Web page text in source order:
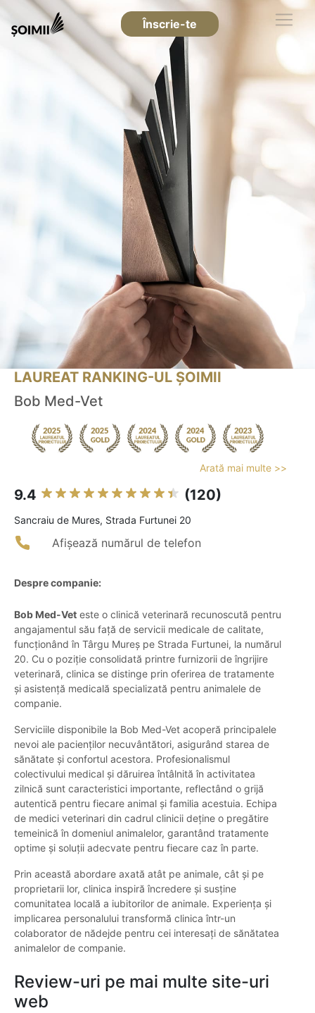
Înscrie-te
LAUREAT RANKING-UL ȘOIMII
Bob Med-Vet
Arată mai multe >>
9.4 (120)
Sancraiu de Mures, Strada Furtunei 20
Afișează numărul de telefon
Despre companie:
Bob Med-Vet este o clinică veterinară recunoscută pentru
angajamentul său față de servicii medicale de calitate,
funcționând în Târgu Mureș pe Strada Furtunei, la numărul
20. Cu o poziție consolidată printre furnizorii de îngrijire
veterinară, clinica se distinge prin oferirea de tratamente
și asistență medicală specializată pentru animalele de
companie.
Serviciile disponibile la Bob Med-Vet acoperă principalele
nevoi ale pacienților necuvântători, asigurând starea de
sănătate și confortul acestora. Profesionalismul
colectivului medical și dăruirea întâlnită în activitatea
zilnică sunt caracteristici importante, reflectând o grijă
autentică pentru fiecare animal și familia acestuia. Echipa
de medici veterinari din cadrul clinicii deține o pregătire
temeinică în domeniul animalelor, garantând tratamente
optime și soluții adecvate pentru fiecare caz în parte.
Prin această abordare axată atât pe animale, cât și pe
proprietarii lor, clinica inspiră încredere și susține
comunitatea locală a iubitorilor de animale. Experiența și
implicarea personalului transformă clinica într-un
colaborator de nădejde pentru cei interesați de sănătatea
animalelor de companie.
Review-uri pe mai multe site-uri
web